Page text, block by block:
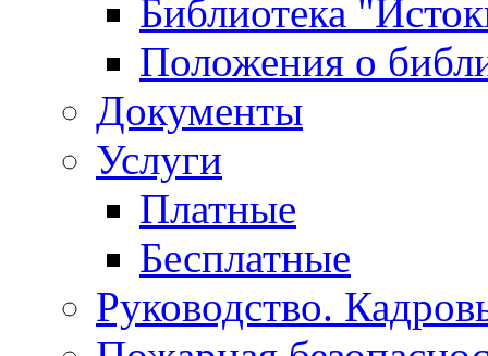
Библиотека
Положения о
Документы
Услуги
Платные
Бесплатные
Руководство.